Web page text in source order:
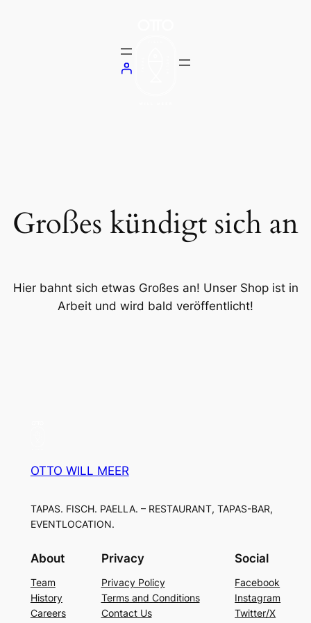
Großes kündigt sich an
Hier bahnt sich etwas Großes an! Unser Shop ist in
Arbeit und wird bald veröffentlicht!
OTTO WILL MEER
TAPAS. FISCH. PAELLA. – RESTAURANT, TAPAS-BAR,
EVENTLOCATION.
About
Team
History
Careers
Privacy
Privacy Policy
Terms and Conditions
Contact Us
Social
Facebook
Instagram
Twitter/X